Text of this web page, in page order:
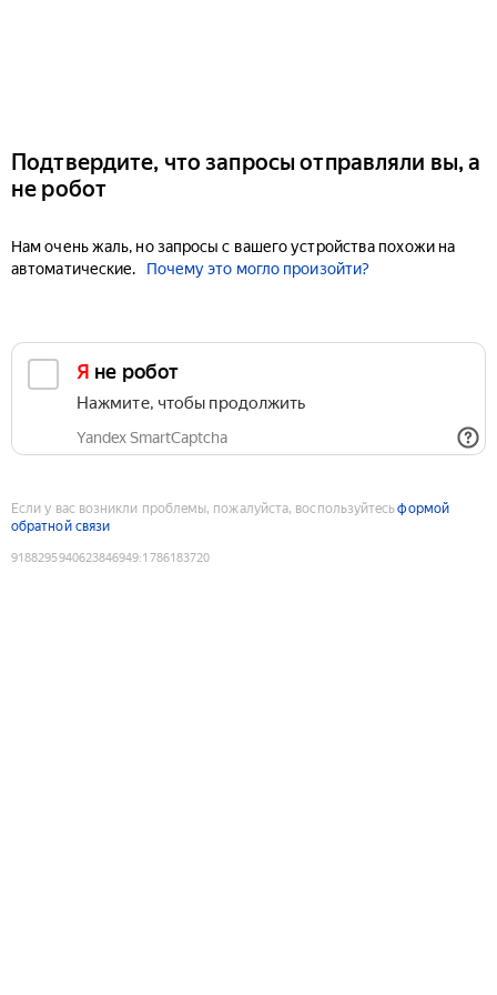
Подтвердите, что запросы отправляли вы, а
не робот
Нам очень жаль, но запросы с вашего устройства похожи на
автоматические.
Почему это могло произойти?
Я не робот
Нажмите, чтобы продолжить
Yandex SmartCaptcha
Если у вас возникли проблемы, пожалуйста, воспользуйтесьформой
обратной связи
9188295940623846949:1786183720